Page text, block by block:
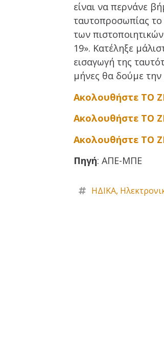
είναι να περνάνε
ταυτοπροσωπίας το
των
19». Κατέληξε
εισαγωγή της
μήνες θα δούμε
Ακολουθήστε ΤΟ
Ακολουθήστε ΤΟ
Ακολουθήστε ΤΟ
Πηγή: ΑΠΕ-ΜΠΕ
ΗΔΙΚΑ,